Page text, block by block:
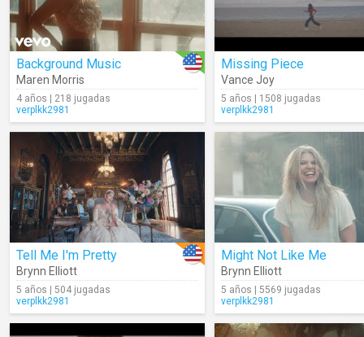
Background Music
Maren Morris
4 años | 218 jugadas
verplkk2981
Missing Piece
Vance Joy
5 años | 1508 jugadas
verplkk2981
Tell Me I'm Pretty
Brynn Elliott
5 años | 504 jugadas
verplkk2981
Might Not Like Me
Brynn Elliott
5 años | 5569 jugadas
verplkk2981